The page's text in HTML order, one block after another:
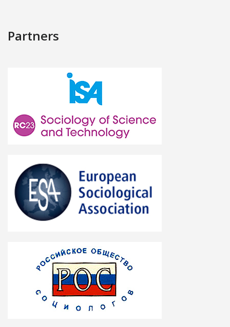
Partners